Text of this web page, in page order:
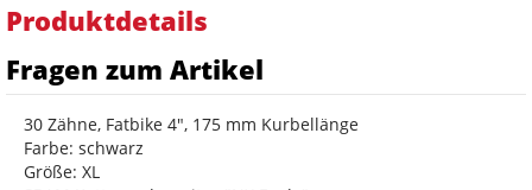
Produktdetails
Fragen zum Artikel
30 Zähne, Fatbike 4", 175 mm Kurbellänge
Farbe: schwarz
Größe: XL